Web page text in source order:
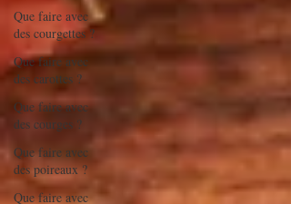
Que faire avec
des courgettes ?
Que faire avec
des carottes ?
Que faire avec
des courges ?
Que faire avec
des poireaux ?
Que faire avec